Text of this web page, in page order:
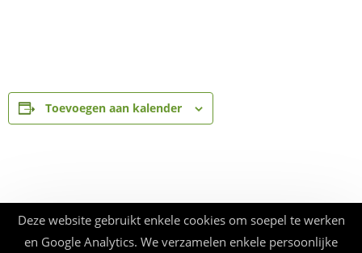
Toevoegen aan kalender
Deze website gebruikt enkele cookies om soepel te werken
en Google Analytics. We verzamelen enkele persoonlijke